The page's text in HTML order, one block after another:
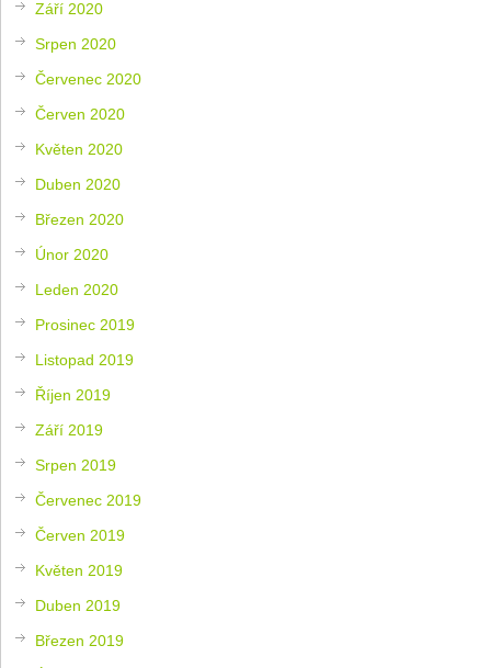
Září 2020
Srpen 2020
Červenec 2020
Červen 2020
Květen 2020
Duben 2020
Březen 2020
Únor 2020
Leden 2020
Prosinec 2019
Listopad 2019
Říjen 2019
Září 2019
Srpen 2019
Červenec 2019
Červen 2019
Květen 2019
Duben 2019
Březen 2019